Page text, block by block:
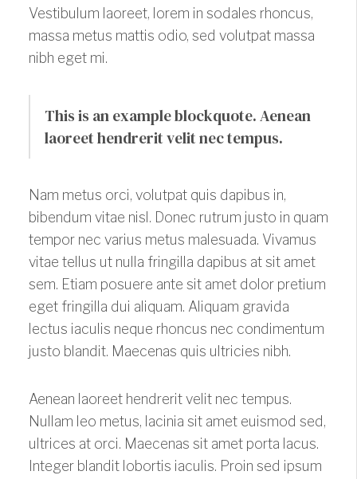
Vestibulum laoreet, lorem in sodales rhoncus,
massa metus mattis odio, sed volutpat massa
nibh eget mi.
This is an example blockquote. Aenean
laoreet hendrerit velit nec tempus.
Nam metus orci, volutpat quis dapibus in,
bibendum vitae nisl. Donec rutrum justo in quam
tempor nec varius metus malesuada. Vivamus
vitae tellus ut nulla fringilla dapibus at sit amet
sem. Etiam posuere ante sit amet dolor pretium
eget fringilla dui aliquam. Aliquam gravida
lectus iaculis neque rhoncus nec condimentum
justo blandit. Maecenas quis ultricies nibh.
Aenean laoreet hendrerit velit nec tempus.
Nullam leo metus, lacinia sit amet euismod sed,
ultrices at orci. Maecenas sit amet porta lacus.
Integer blandit lobortis iaculis. Proin sed ipsum